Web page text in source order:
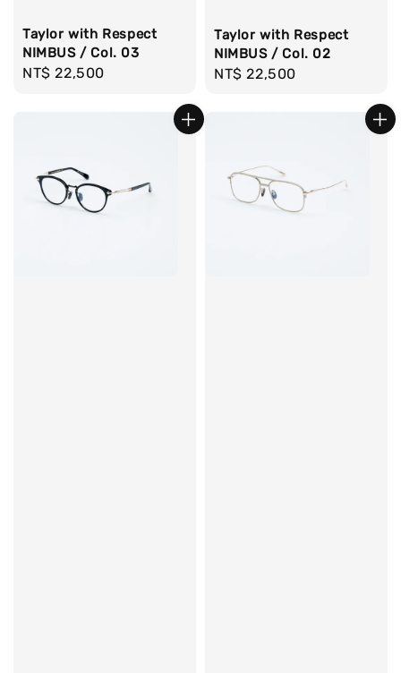
Taylor with Respect
NIMBUS / Col. 03
Regular
NT$ 22,500
Taylor with Respect
NIMBUS / Col. 02
Regular
NT$ 22,500